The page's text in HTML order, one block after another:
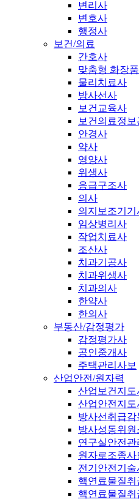
변리사
변호사
행정사
보건/의료
간호사
맞춤형 화장
물리치료사
방사선사
보건교육사
보건의료정
안경사
약사
영양사
위생사
응급구조사
의사
의지보조기기
임상병리사
작업치료사
조산사
치과기공사
치과위생사
치과의사
한약사
한의사
부동산/감정평가
감정평가사
공인중개사
주택관리사보
산업안전/원자력
산업보건지도
산업안전지도
방사선취급감
방사성동위
연구실안전관
원자로조종사
전기안전기술
핵연료물질취
핵연료물질취